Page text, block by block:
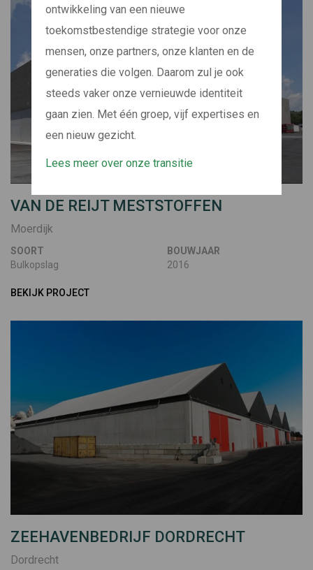
VAN DE REIJT MESTSTOFFEN
Moerdijk
SOORT
Bulkopslag
BOUWJAAR
2016
BEKIJK PROJECT
ZEEHAVENBEDRIJF DORDRECHT
Dordrecht
ontwikkeling van een nieuwe
toekomstbestendige strategie voor onze
mensen, onze partners, onze klanten en de
generaties die volgen. Daarom zul je ook
steeds vaker onze vernieuwde identiteit
gaan zien. Met één groep, vijf expertises en
een nieuw gezicht.
Lees meer over onze transitie